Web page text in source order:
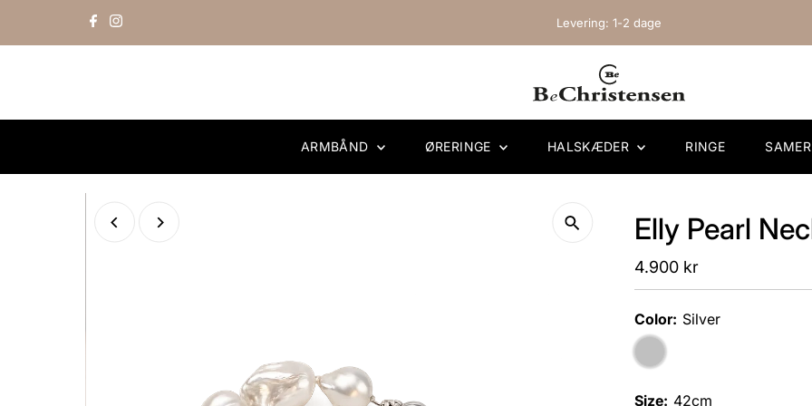
Skip to content Levering: 1-2 dage
ARMBÅND ØRERINGE HALSKÆDER RINGE SAMER
Elly Pearl
Regular
Price
4.900 kr
Color: Silver
Size: 42cm